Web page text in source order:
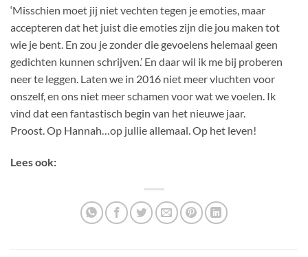
‘Misschien moet jij niet vechten tegen je emoties, maar
accepteren dat het juist die emoties zijn die jou maken tot
wie je bent. En zou je zonder die gevoelens helemaal geen
gedichten kunnen schrijven.’ En daar wil ik me bij proberen
neer te leggen. Laten we in 2016 niet meer vluchten voor
onszelf, en ons niet meer schamen voor wat we voelen. Ik
vind dat een fantastisch begin van het nieuwe jaar.
Proost. Op Hannah…op jullie allemaal. Op het leven!
Lees ook: